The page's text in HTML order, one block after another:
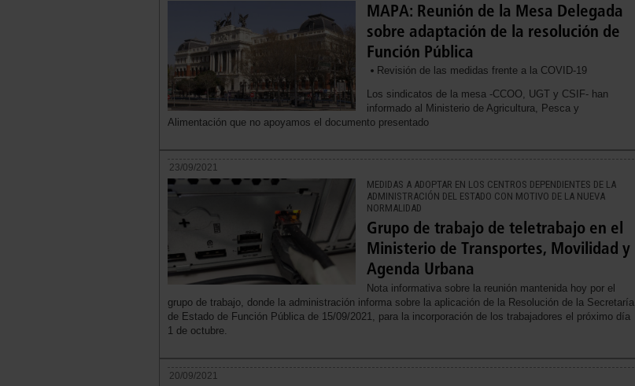
MAPA: Reunión de la Mesa Delegada
sobre adaptación de la resolución de
Función Pública
Revisión de las medidas frente a la COVID-19
Los sindicatos de la mesa -CCOO, UGT y CSIF- han
informado al Ministerio de Agricultura, Pesca y
Alimentación que no apoyamos el documento presentado
23/09/2021
MEDIDAS A ADOPTAR EN LOS CENTROS DEPENDIENTES DE LA
ADMINISTRACIÓN DEL ESTADO CON MOTIVO DE LA NUEVA
NORMALIDAD
Grupo de trabajo de teletrabajo en el
Ministerio de Transportes, Movilidad y
Agenda Urbana
Nota informativa sobre la reunión mantenida hoy por el
grupo de trabajo, donde la administración informa sobre la aplicación de la Resolución de la Secretaría
de Estado de Función Pública de 15/09/2021, para la incorporación de los trabajadores el próximo día
1 de octubre.
20/09/2021